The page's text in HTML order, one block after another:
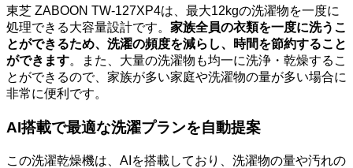
東芝 ZABOON TW-127XP4は、最大12kgの洗濯物を一度に
処理できる大容量設計です。 家族全員の衣類を一度に洗うこ
とができるため、洗濯の頻度を減らし、時間を節約すること
ができます。また、大量の洗濯物も均一に洗浄・乾燥するこ
とができるので、家族が多い家庭や洗濯物の量が多い場合に
非常に便利です。
AI搭載で最適な洗濯プランを自動提案
この洗濯乾燥機は、AIを搭載しており、洗濯物の量や汚れの